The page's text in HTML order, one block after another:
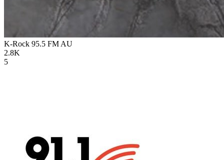
K-Rock 95.5 FM AU
2.8K
5